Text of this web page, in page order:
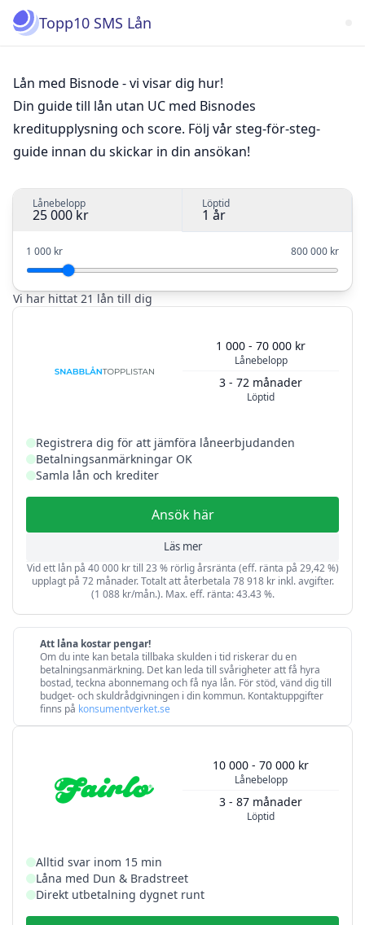
Topp10 SMS Lån
Lån med Bisnode - vi visar dig hur!
Din guide till lån utan UC med Bisnodes
kreditupplysning och score. Följ vår steg-för-steg-
guide innan du skickar in din ansökan!
Lånebelopp
25 000 kr
Löptid
1 år
1 000 kr 800 000 kr
Vi har hittat 21 lån till dig
Lånebelopp
1 000 - 70 000 kr
Löptid
3 - 72 månader
Registrera dig för att jämföra låneerbjudanden
Betalningsanmärkningar OK
Samla lån och krediter
Ansök här
Läs mer
Vid ett lån på 40 000 kr till 23 % rörlig årsränta (eff. ränta på 29,42 %)
upplagt på 72 månader. Totalt att återbetala 78 918 kr inkl. avgifter.
(1 088 kr/mån.). Max. eff. ränta: 43.43 %.
Att låna kostar pengar!
Om du inte kan betala tillbaka skulden i tid riskerar du en
betalningsanmärkning. Det kan leda till svårigheter att få hyra
bostad, teckna abonnemang och få nya lån. För stöd, vänd dig till
budget- och skuldrådgivningen i din kommun. Kontaktuppgifter
finns på konsumentverket.se
Lånebelopp
10 000 - 70 000 kr
Löptid
3 - 87 månader
Alltid svar inom 15 min
Låna med Dun & Bradstreet
Direkt utbetalning dygnet runt